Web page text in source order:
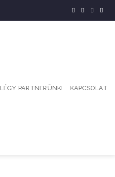
LÉGY PARTNERÜNK! KAPCSOLAT